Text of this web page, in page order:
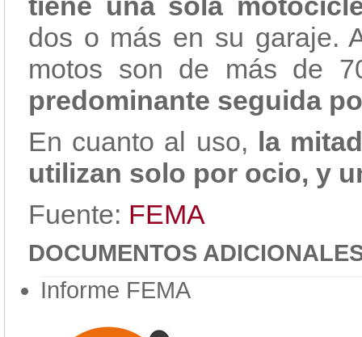
dos o más en su garaje.
motos son de más de
predominante seguida
En cuanto al uso, la
utilizan solo por ocio, y
Fuente: FEMA
DOCUMENTOS
Informe FEMA